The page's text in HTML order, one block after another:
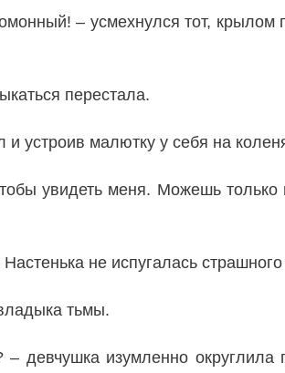
– усмехнулся тот,
перестала.
устроив малютку у себя на
увидеть меня. Можешь только
не испугалась
тьмы.
девчушка изумленно